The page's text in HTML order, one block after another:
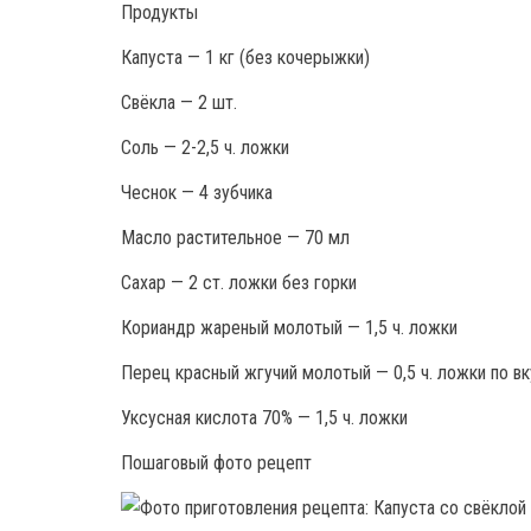
Продукты
Капуста — 1 кг (без кочерыжки)
Свёкла — 2 шт.
Соль — 2-2,5 ч. ложки
Чеснок — 4 зубчика
Масло растительное — 70 мл
Сахар — 2 ст. ложки без горки
Кориандр жареный молотый — 1,5 ч. ложки
Перец красный жгучий молотый — 0,5 ч. ложки по
Уксусная кислота 70% — 1,5 ч. ложки
Пошаговый фото рецепт